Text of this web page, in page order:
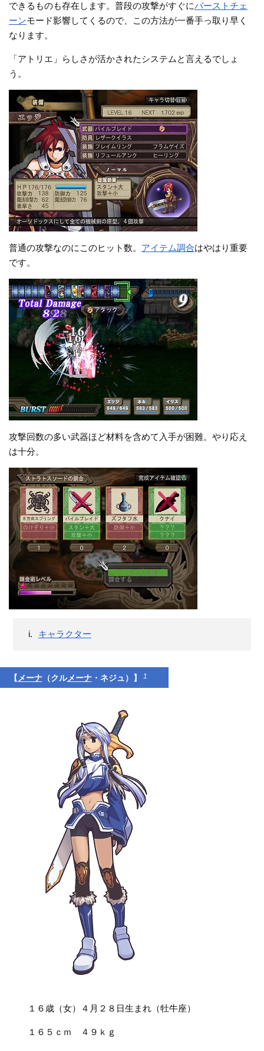
できるものも存在します。普段の攻撃がすぐにバーストチェ
ーンモード影響してくるので、この方法が一番手っ取り早く
なります。
「アトリエ」らしさが活かされたシステムと言えるでしょ
う。
普通の攻撃なのにこのヒット数。 アイテム調合はやはり重要
です。
攻撃回数の多い武器ほど材料を含めて入手が困難。やり応え
は十分。
キャラクター
【 メーナ（クルメーナ・ネジュ）】†
１６歳（女）４月２８日生まれ（牡牛座）
１６５ｃｍ ４９ｋｇ